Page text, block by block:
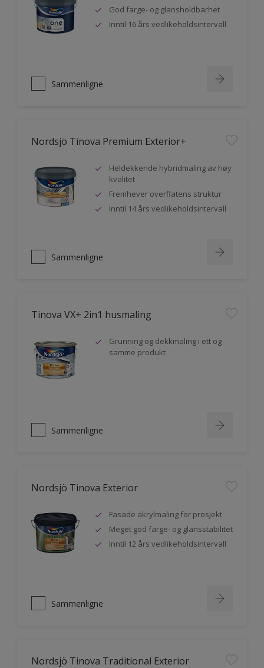
God farge- og glansholdbarhet
Inntil 16 års vedlikeholdsintervall
Sammenligne
Nordsjö Tinova Premium Exterior+
Heldekkende hybridmaling av høy
kvalitet
Fremhever overflatens struktur
Inntil 14 års vedlikeholdsintervall
Sammenligne
Tinova VX+ 2in1 husmaling
Grunning og dekkmaling i ett og
samme produkt
Sammenligne
Nordsjö Tinova Exterior
Fasade akrylmaling for prosjekt
Meget god farge- og glansstabilitet
Inntil 12 års vedlikeholdsintervall
Sammenligne
Nordsjö Tinova Traditional Exterior